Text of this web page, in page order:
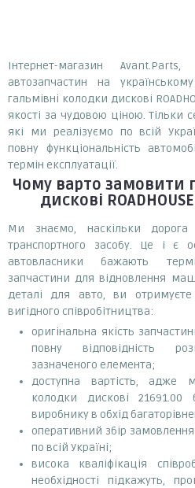
Інтернет-магазин
автозапчастин на
гальмівні колодки дискові
якості за чудовою ціною. Тільки
які ми реалізуємо по всій
повну функціональність
термін експлуатації.
Чому варто замовити
дискові
Ми знаємо, наскільки
транспортного засобу. Це і є
автовласники бажають
запчастини для відновлення
деталі для авто, ви
вигідного співробітництва:
оригінальна якість
повну відповідність
зазначеного елемента;
доступна вартість, адже
колодки дискові 21691.00
виробнику в обхід
оперативний збір
по всій Україні;
висока кваліфікація
необхідності підкажуть,